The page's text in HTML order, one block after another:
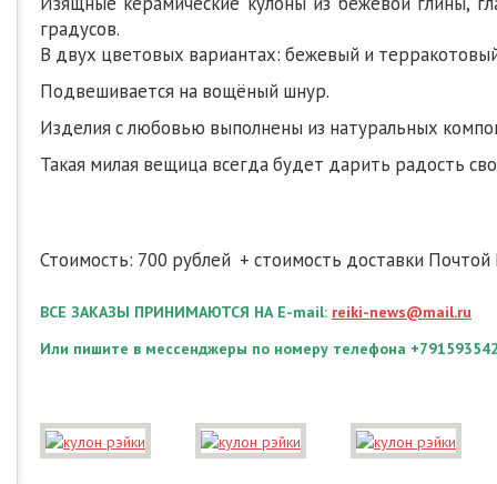
градусов.
В двух цветовых вариантах: бежевый и
Подвешивается на вощёный шнур.
Изделия с любовью выполнены из натуральных
Такая милая вещица всегда будет дарить радость
Стоимость: 700 рублей + стоимость доставки Почтой
ВСЕ ЗАКАЗЫ ПРИНИМАЮТСЯ НА E-mail: reiki-news@mail.ru
Или пишите в мессенджеры по номеру телефона